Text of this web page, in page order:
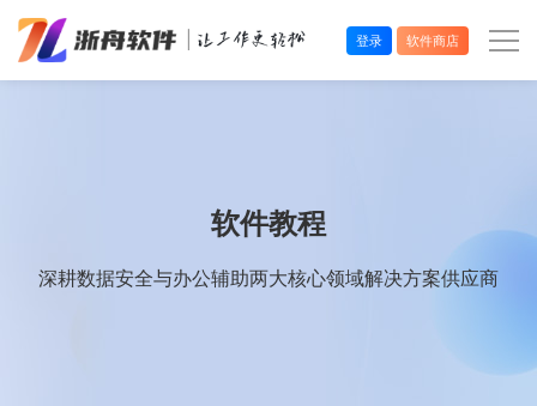
登录 软件商店
软件教程
深耕数据安全与办公辅助两大核心领域解决方案供应商